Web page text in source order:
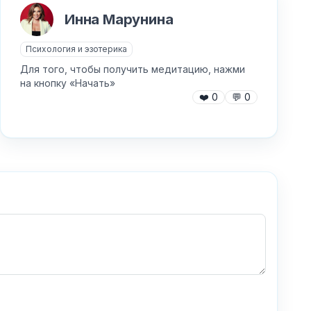
Инна Марунина
Психология и эзотерика
Для того, чтобы получить медитацию, нажми
на кнопку «Начать»
❤️ 0 💬 0